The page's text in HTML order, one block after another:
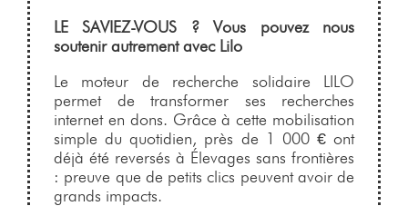
LE SAVIEZ-VOUS ? Vous pouvez nous
soutenir autrement avec Lilo
Le moteur de recherche solidaire LILO
permet de transformer ses recherches
internet en dons. Grâce à cette mobilisation
simple du quotidien, près de 1 000 € ont
déjà été reversés à Élevages sans frontières
: preuve que de petits clics peuvent avoir de
grands impacts.